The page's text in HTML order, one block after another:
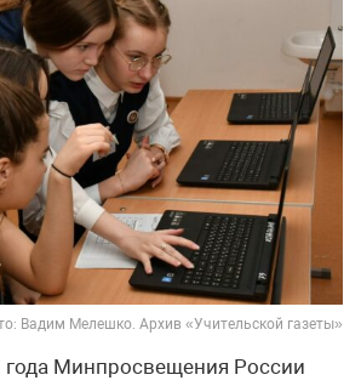
Вадим Мелешко. Архив «Учительской газеты»
года Минпросвещения России